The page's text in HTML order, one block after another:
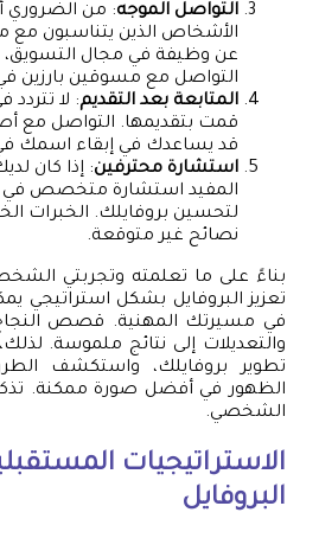
التواصل الموجه: من الضروري
الأشخاص الذين يتناسبون مع
عن وظيفة في مجال التسويق،
التواصل مع مسوقين بارزين
المتابعة بعد التقديم: لا تتردد
قمت بتقديمها. التواصل مع
قد يساعدك في إبقاء اسمك
استشارة محترفين: إذا كان
المفيد استشارة متخصص في
لتحسين بروفايلك. الخبرات
نصائح غير متوقعة.
بناءً على ما تعلمته وتجربتي
تعزيز البروفايل بشكل استراتيجي
في مسيرتك المهنية. قصص
والتعديلات إلى نتائج ملموسة.
تطوير بروفايلك، واستكشف
الظهور في أفضل صورة ممكنة. تذكر
الشخصي.
الاستراتيجيات
البروفايل